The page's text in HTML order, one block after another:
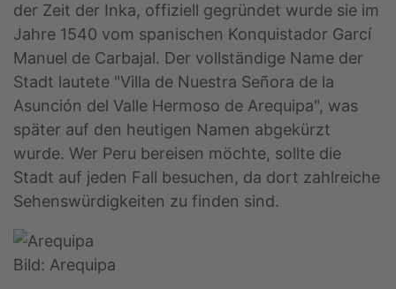
der Zeit der Inka, offiziell gegründet wurde sie im
Jahre 1540 vom spanischen Konquistador Garcí
Manuel de Carbajal. Der vollständige Name der
Stadt lautete "Villa de Nuestra Señora de la
Asunción del Valle Hermoso de Arequipa", was
später auf den heutigen Namen abgekürzt
wurde. Wer Peru bereisen möchte, sollte die
Stadt auf jeden Fall besuchen, da dort zahlreiche
Sehenswürdigkeiten zu finden sind.
Bild: Arequipa